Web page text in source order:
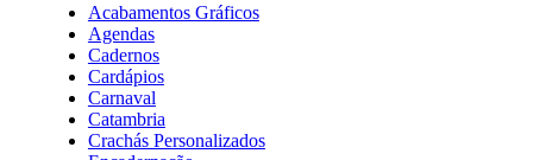
Acabamentos Gráficos
Agendas
Cadernos
Cardápios
Carnaval
Catambria
Crachás Personalizados